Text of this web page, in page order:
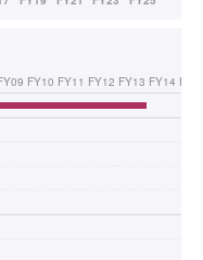
FY10 FY11 FY12 FY13 FY14